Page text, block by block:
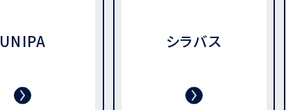
UNIPA シラバス